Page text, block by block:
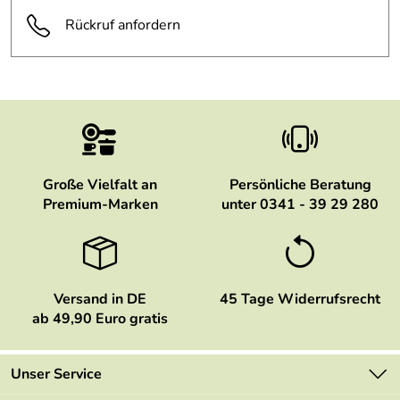
Allendorf /Lda., info@staedter.de
Rückruf anfordern
Große Vielfalt an
Premium-Marken
Persönliche Beratung
unter 0341 - 39 29 280
Versand in DE
ab 49,90 Euro gratis
45 Tage Widerrufsrecht
Unser Service